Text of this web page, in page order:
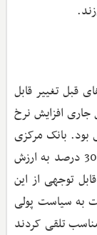
قبل تغییر قابل
افزایش نرخ
بود. بانک مرکزی
در یک اقدام مجوز انتشار اوراق گواهی با سود 30 درصد به ارزش
قابل توجهی از این
به سیاست پولی
تلقی کردند